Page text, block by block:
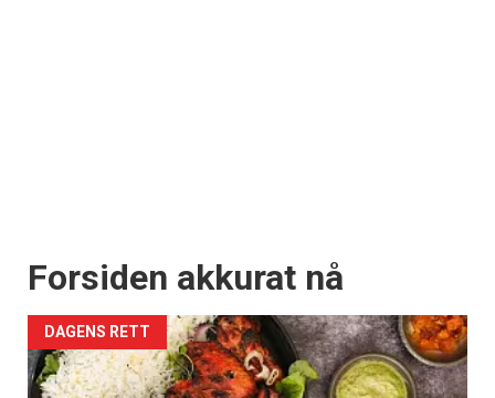
Forsiden akkurat nå
DAGENS RETT